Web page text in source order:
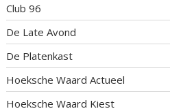
Club 96
De Late Avond
De Platenkast
Hoeksche Waard Actueel
Hoeksche Waard Kiest